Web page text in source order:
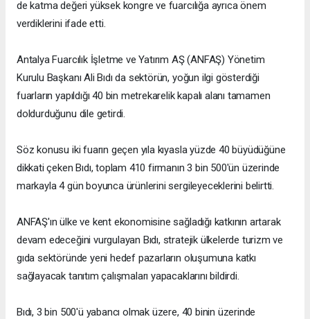
de katma değeri yüksek kongre ve fuarcılığa ayrıca önem
verdiklerini ifade etti.
Antalya Fuarcılık İşletme ve Yatırım AŞ (ANFAŞ) Yönetim
Kurulu Başkanı Ali Bıdı da sektörün, yoğun ilgi gösterdiği
fuarların yapıldığı 40 bin metrekarelik kapalı alanı tamamen
doldurduğunu dile getirdi.
Söz konusu iki fuarın geçen yıla kıyasla yüzde 40 büyüdüğüne
dikkati çeken Bıdı, toplam 410 firmanın 3 bin 500'ün üzerinde
markayla 4 gün boyunca ürünlerini sergileyeceklerini belirtti.
ANFAŞ'ın ülke ve kent ekonomisine sağladığı katkının artarak
devam edeceğini vurgulayan Bıdı, stratejik ülkelerde turizm ve
gıda sektöründe yeni hedef pazarların oluşumuna katkı
sağlayacak tanıtım çalışmaları yapacaklarını bildirdi.
Bıdı, 3 bin 500'ü yabancı olmak üzere, 40 binin üzerinde